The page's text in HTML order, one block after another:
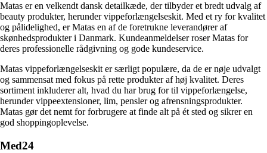
Matas er en velkendt dansk detailkæde, der tilbyder et bredt udvalg af
beauty produkter, herunder vippeforlængelseskit. Med et ry for kvalitet
og pålidelighed, er Matas en af de foretrukne leverandører af
skønhedsprodukter i Danmark. Kundeanmeldelser roser Matas for
deres professionelle rådgivning og gode kundeservice.
Matas vippeforlængelseskit er særligt populære, da de er nøje udvalgt
og sammensat med fokus på rette produkter af høj kvalitet. Deres
sortiment inkluderer alt, hvad du har brug for til vippeforlængelse,
herunder vippeextensioner, lim, pensler og afrensningsprodukter.
Matas gør det nemt for forbrugere at finde alt på ét sted og sikrer en
god shoppingoplevelse.
Med24